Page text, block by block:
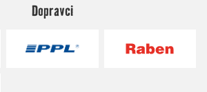
Dopravci